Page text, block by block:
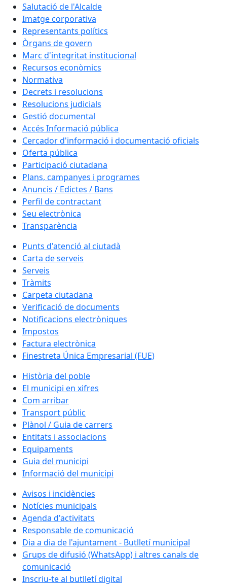
Salutació de l'Alcalde
Imatge corporativa
Representants polítics
Òrgans de govern
Marc d'integritat institucional
Recursos econòmics
Normativa
Decrets i resolucions
Resolucions judicials
Gestió documental
Accés Informació pública
Cercador d'informació i documentació oficials
Oferta pública
Participació ciutadana
Plans, campanyes i programes
Anuncis / Edictes / Bans
Perfil de contractant
Seu electrònica
Transparència
Punts d'atenció al ciutadà
Carta de serveis
Serveis
Tràmits
Carpeta ciutadana
Verificació de documents
Notificacions electròniques
Impostos
Factura electrònica
Finestreta Única Empresarial (FUE)
Història del poble
El municipi en xifres
Com arribar
Transport públic
Plànol / Guia de carrers
Entitats i associacions
Equipaments
Guia del municipi
Informació del municipi
Avisos i incidències
Notícies municipals
Agenda d'activitats
Responsable de comunicació
Dia a dia de l'ajuntament - Butlletí municipal
Grups de difusió (WhatsApp) i altres canals de
comunicació
Inscriu-te al butlletí digital